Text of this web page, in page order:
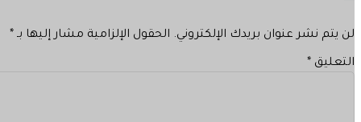
لن يتم نشر عنوان بريدك الإلكتروني. الحقول الإلزامية مشار إليها بـ *
التعليق *